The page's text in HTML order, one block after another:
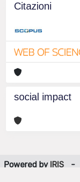
Citazioni
social impact
Powered by IRIS -